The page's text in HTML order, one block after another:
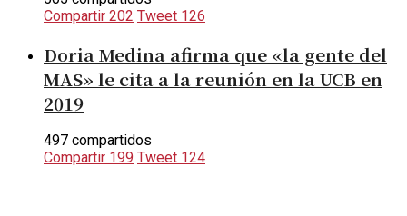
Compartir 202 Tweet 126
Doria Medina afirma que «la gente del
MAS» le cita a la reunión en la UCB en
2019
497 compartidos
Compartir 199 Tweet 124